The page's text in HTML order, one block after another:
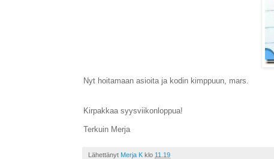
Nyt hoitamaan asioita ja kodin kimppuun, mars.
Kirpakkaa syysviikonloppua!
Terkuin Merja
Lähettänyt Merja K klo 11.19